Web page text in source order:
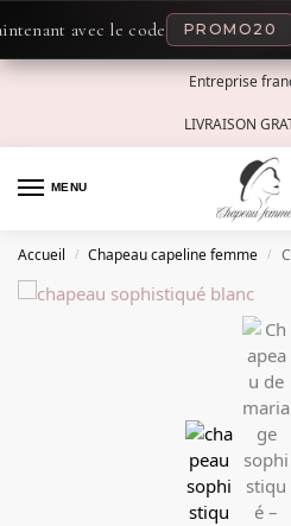
avec le code PROMO20 ✦
Entreprise
LIVRAISON
MENU
Accueil / Chapeau capeline femme /